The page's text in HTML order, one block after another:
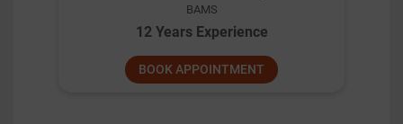
BAMS
12 Years Experience
BOOK APPOINTMENT